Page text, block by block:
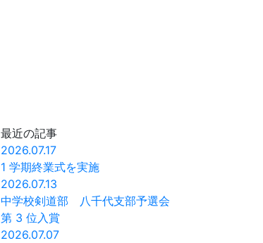
最近の記事
2026.07.17
1 学期終業式を実施
2026.07.13
中学校剣道部 八千代支部予選会
第 3 位入賞
2026.07.07